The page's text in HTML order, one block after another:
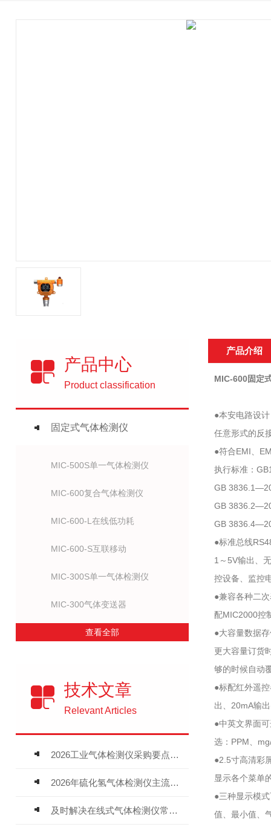
产品中心
Product classification
固定式气体检测仪
MIC-500S单一气体检测仪
MIC-600复合气体检测仪
MIC-600-L在线低功耗
MIC-600-S互联移动
MIC-300S单一气体检测仪
MIC-300气体变送器
查看全部
技术文章
Relevant Articles
2026工业气体检测仪采购要点：如何分辨固定式、复合、泵吸式检测仪优劣
2026年硫化氢气体检测仪主流品牌盘点及选型硬性要求
及时解决在线式气体检测仪常见问题有助于保障人员安全
产品介绍
MIC-600固定
●本安电路设
任意形式的反
●符合EMI、
执行标准：
GB
GB
GB
●标准总线
1～5V输出、
控设备、监控
●兼容各种二
配MIC2000控
●大容量数据
更大容量订货
够的时候自动
●标配红外遥
出、20mA输
●中英文界面
选：PPM、
●2.5寸高清彩
显示各个菜单
●三种显示模
值、最小值、